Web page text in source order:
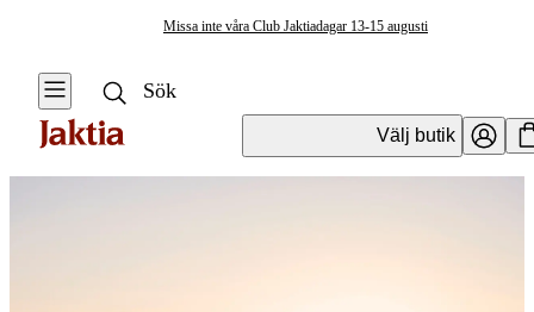
Missa inte våra Club Jaktiadagar 13-15 augusti
Välj butik